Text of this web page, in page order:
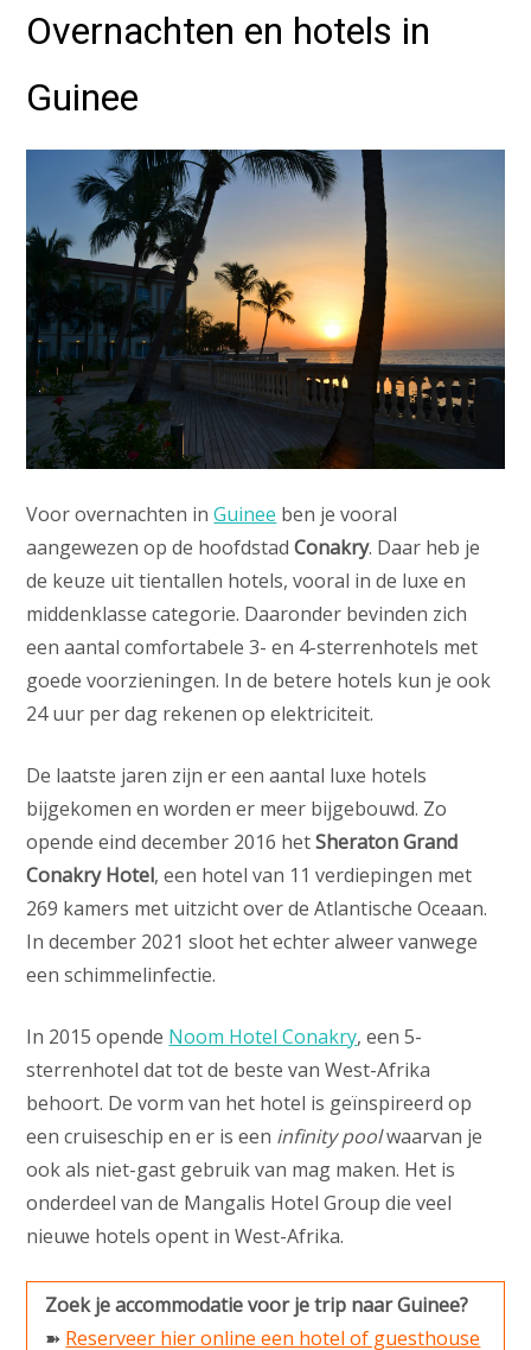
Overnachten en hotels in
Guinee
Voor overnachten inGuinee ben je vooral
aangewezen op de hoofdstadConakry. Daar heb je
de keuze uit tientallen hotels, vooral in de luxe en
middenklasse categorie. Daaronder bevinden zich
een aantal comfortabele 3- en 4-sterrenhotels met
goede voorzieningen. In de betere hotels kun je ook
24 uur per dag rekenen op elektriciteit.
De laatste jaren zijn er een aantal luxe hotels
bijgekomen en worden er meer bijgebouwd. Zo
opende eind december 2016 hetSheraton Grand
Conakry Hotel, een hotel van 11 verdiepingen met
269 kamers met uitzicht over de Atlantische Oceaan.
In december 2021 sloot het echter alweer vanwege
een schimmelinfectie.
In 2015 opende Noom Hotel Conakry, een 5-
sterrenhotel dat tot de beste van West-Afrika
behoort. De vorm van het hotel is geïnspireerd op
een cruiseschip en er is een infinity poolwaarvan je
ook als niet-gast gebruik van mag maken. Het is
onderdeel van de Mangalis Hotel Group die veel
nieuwe hotels opent in West-Afrika.
Zoek je accommodatie voor je trip naar Guinee?
➽ Reserveer hier online een hotel of guesthouse